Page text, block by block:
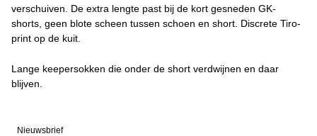
verschuiven. De extra lengte past bij de kort gesneden GK-
shorts, geen blote scheen tussen schoen en short. Discrete Tiro-
print op de kuit.
Lange keepersokken die onder de short verdwijnen en daar
blijven.
Nieuwsbrief